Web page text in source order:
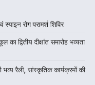
रोग परामर्श शिविर
द्वितीय दीक्षांत समारोह भव्यता
रैली, सांस्कृतिक कार्यक्रमों की